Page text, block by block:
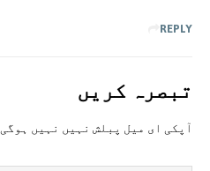
REPLY
تبصرہ کريں
آپکی ای ميل پبلش نہيں نہيں ہوگی.